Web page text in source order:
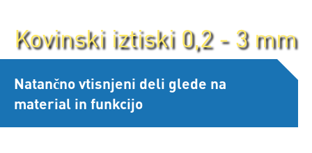
Kovinski iztiski 0,2 - 3 mm
Natančno vtisnjeni deli glede na
material in funkcijo